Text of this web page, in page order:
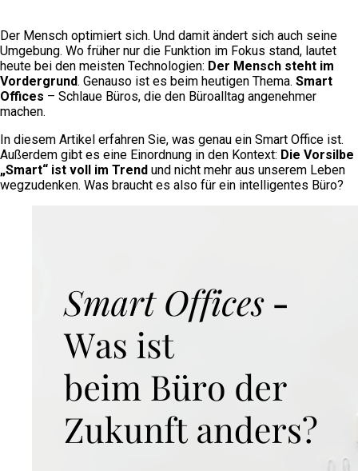
Der Mensch optimiert sich. Und damit ändert sich auch seine
Umgebung. Wo früher nur die Funktion im Fokus stand, lautet
heute bei den meisten Technologien: Der Mensch steht im
Vordergrund. Genauso ist es beim heutigen Thema. Smart
Offices – Schlaue Büros, die den Büroalltag angenehmer
machen.
In diesem Artikel erfahren Sie, was genau ein Smart Office ist.
Außerdem gibt es eine Einordnung in den Kontext: Die Vorsilbe
„Smart“ ist voll im Trend und nicht mehr aus unserem Leben
wegzudenken. Was braucht es also für ein intelligentes Büro?